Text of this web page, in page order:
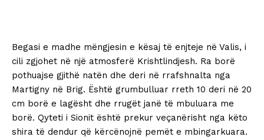
Begasi e madhe mëngjesin e kësaj të enjteje në Valis, i
cili zgjohet në një atmosferë Krishtlindjesh. Ra borë
pothuajse gjithë natën dhe deri në rrafshnalta nga
Martigny në Brig. Është grumbulluar rreth 10 deri në 20
cm borë e lagësht dhe rrugët janë të mbuluara me
borë. Qyteti i Sionit është prekur veçanërisht nga këto
shira të dendur që kërcënojnë pemët e mbingarkuara.